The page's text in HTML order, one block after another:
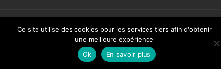
CRÉATION : AGENCE STUDIO N°3
Ce site utilise des cookies pour les services tiers afin d'obtenir
une meilleure expérience
Ok
En savoir plus